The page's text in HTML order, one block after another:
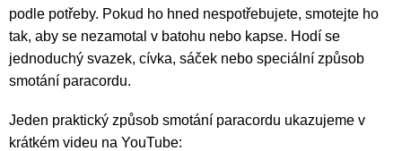
podle potřeby. Pokud ho hned nespotřebujete, smotejte ho
tak, aby se nezamotal v batohu nebo kapse. Hodí se
jednoduchý svazek, cívka, sáček nebo speciální způsob
smotání paracordu.
Jeden praktický způsob smotání paracordu ukazujeme v
krátkém videu na YouTube: